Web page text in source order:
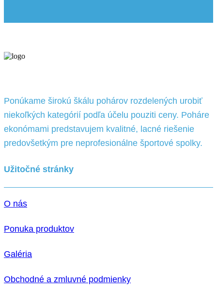
Ponúkame širokú škálu pohárov rozdelených urobiť
niekoľkých kategórií podľa účelu pouziti ceny. Poháre
ekonómami predstavujem kvalitné, lacné riešenie
predovšetkým pre neprofesionálne športové spolky.
Užitočné stránky
O nás
Ponuka produktov
Galéria
Obchodné a zmluvné podmienky